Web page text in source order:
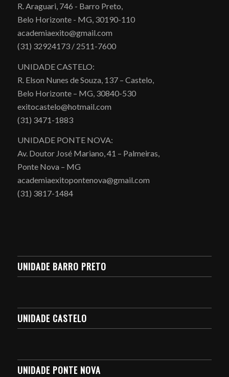
R. Araguari, 746 - Barro Preto,
Belo Horizonte - MG, 30190-110
academiaexito@gmail.com
(31) 32924173 / 2511-7600
UNIDADE CASTELO:
R. Elson Nunes de Souza, 137 – Castelo,
Belo Horizonte – MG, 30840-530
exitocastelo@hotmail.com
(31) 3471-1883
UNIDADE PONTE NOVA:
Av. Doutor José Mariano, 41 – Palmeiras,
Ponte Nova – MG
academiaexitopontenova@gmail.com
(31) 3817-1484
UNIDADE BARRO PRETO
UNIDADE CASTELO
UNIDADE PONTE NOVA